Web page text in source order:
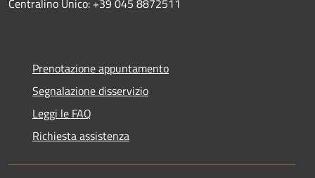
Centralino Unico: +39 045 8872511
Prenotazione appuntamento
Segnalazione disservizio
Leggi le FAQ
Richiesta assistenza